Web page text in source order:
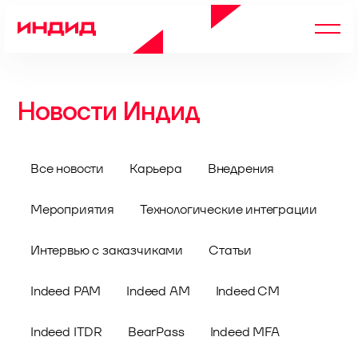
Новости Индид
Все новости Карьера Внедрения
Мероприятия Технологические интеграции
Интервью с заказчиками Статьи
Indeed PAM Indeed AM Indeed CM
Indeed ITDR BearPass Indeed MFA